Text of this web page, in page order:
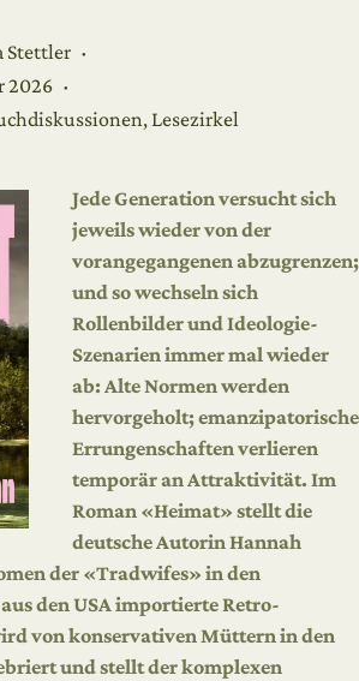
Stettler
2026
, Lesezirkel
Jede Generation versucht sich
jeweils wieder von der
vorangegangenen abzugrenzen;
und so wechseln sich
Rollenbilder und Ideologie-
Szenarien immer mal wieder
ab: Alte Normen werden
hervorgeholt; emanzipatorische
Errungenschaften verlieren
temporär an Attraktivität. Im
Roman «Heimat» stellt die
deutsche Autorin Hannah
der «Tradwifes» in den
den USA importierte Retro-
von konservativen Müttern in den
und stellt der komplexen